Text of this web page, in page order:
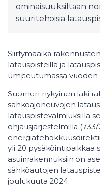
ominaisuuksiltaan
suuritehoisia
Siirtymäaika
latauspisteillä ja
umpeutumassa vuoden
Suomen nykyinen laki
sähköajoneuvojen
latauspistevalmiuksilla
ohjausjärjestelmillä (733/
yli 20 pysäköintipaikkaa
asuinrakennuksiin on
sähköautojen
joulukuuta 2024.